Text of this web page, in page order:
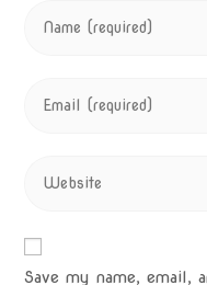
Save my name, email,